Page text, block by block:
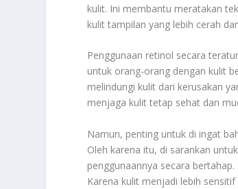
kulit. Ini membantu meratakan
kulit tampilan yang lebih cerah
Penggunaan retinol secara
untuk orang-orang dengan kulit
melindungi kulit dari kerusakan
menjaga kulit tetap sehat dan
Namun, penting untuk di ingat
Oleh karena itu, di sarankan
penggunaannya secara
Karena kulit menjadi lebih